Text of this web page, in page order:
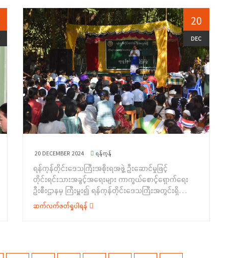
ဗမာ၊ ရှမ်း၊ လားဟူ၊ အာခါ၊ တအာင်း(ပလောင်) တိုင်းရင်းသား
စုစုပေါင်း (၁၂၀) ဦး တက်ရောက်ခဲ့ပြီး စစ်တမ်း စောင်ရေ
(၁၀၀) ကောက်ယူရရှိခဲ့ကြောင်း သိရှိရပါသည်။&nbsp;
အခွင့်အရေး၊ ကလေးသူငယ်အခွင့်အရေးဆိုင်ရာများ၊
ကလေးအလုပ်သမားဆိုင်ရာ ဥပဒေများအားလည်းကောင်း၊ မ
ကွေးမြို့နယ်၊ အမှတ်(၂) လူကုန်ကူးမှုတားဆီးနှိမ်နင်းရေး
ရဲတပ်ဖွဲ့စုမှ ရဲမှူးကျော်လင်းက လူကုန်ကူးမှုနှင့် လူမှောင်ခိုမှု
ဆိုင်ရာ သိကောင်းစရာများကိုလည်းကောင်း အသိပညာပေး
ရှင်းလင်း ဆွေးနွေးခဲ့ကြပါသည်။&nbsp;ထို့နောက် တက်
ရောက်လာကြသည့် ကျောင်းသား၊ ကျောင်းသူများအား
အသိပညာပေး ဟောပြောသည့် အကြောင်းအရာများနှင့်
စပ်လျဉ်းသည့် ဉာဏ်စမ်းမေးခွန်းများအား မေးမြန်းခဲ့ပြီး
ဖြေဆိုနိုင်သည့် ကျောင်းသား/သူများအား ဆုလက်ဆောင်များ
ချီးမြှင့်ခြင်း၊ ကန်ပြားကျေးရွာ အထက်တန်းကျောင်း
စာကြည့်တိုက်အတွက် တိုင်းရင်းသားလူမျိုးများ၏
စာအုပ်များ၊ ကလေးအလုပ်သမားပပျောက်ရေးဆိုင်ရာ ဥပဒေ
စာအုပ်များပေးအပ်ခြင်း၊ အားကစားနှင့်ကာယပညာဦးစီးဌာန
မှ စာသင်ကျောင်းအတွက် ဘောလုံး၊ ခြင်းလုံးစသည့်
အားကစားပစ္စည်းများပေးအပ်ခြင်း၊ လမ်းပန်းဆက်သွယ်ရေး
ဝန်ကြီးမှ စာသင်ကျောင်းအတွက် အလှူငွေထောက်ပံ့ပေးအပ်
ခြင်းတို့ကို ဆောင်ရွက်ခဲ့ကြောင်း သိရှိရပါ သည်။&nbsp;
အတွက် ထူးချွန်စွမ်းရည်ပြပွဲ၊ ပြိုင်ပွဲအခမ်းအနားကို
(၂၇-၁၂-၂၀၂၄) ရက်နေ့၊ နံနက် (၁၀:၀၀) နာရီအချိန်တွင်
ရန်ကုန်တိုင်းဒေသကြီး၊ တိုက်ကြီးမြို့နယ်၊ လိမ္မော်ခြံကျေးရွာ၊
မူလတန်းကျောင်း၌ ကျင်းပပြုလုပ်ခဲ့ပါသည်။ပထမဦးစွာ
တိုင်းရင်းသားအခွင့်အရေးများကာကွယ်စောင့်ရှောက်ရေး
ဦးစီးဌာန၊ ရန်ကုန် တိုင်းဒေသကြီး၊ ညွှန်ကြားရေးမှူးရုံးမှ ညွှန်
ကြားရေးမှူး ဒေါ်ဖြူဖြူဝင်းက တိုင်းရင်းသား လူမျိုးများ
ရေးရာဝန်ကြီးဌာနအကြောင်း မိတ်ဆက်ပြောကြားခဲ့ပြီး
အခမ်းအနားကျင်းပရခြင်း ရည်ရွယ်ချက်ကိုလည်းကောင်း၊
တိုင်းရင်းသားလူမျိုးများ၏ အခွင့်အရေးကာကွယ်
စောင့်ရှောက် သည့်ဥပဒေ၊ နည်းဥပဒေများအကြောင်းကို
လည်းကောင်း၊ တိုင်းရင်းသားအချင်းချင်း အမုန်း စကားနှင့်
ကောင်းစရာများကို လည်းကောင်း ရှင်းလင်းပြောကြားခဲ့
ကျေးဇူးတင်စကားပြောကြားခဲ့ပြီးနောက် ဗလငါးတန်နှင့်
ပြည့်စုံသော ပြပွဲပြိုင်ပွဲများဖြစ်သည့် အာလူးကောက်ပြိုင်ပွဲ၊
အပြေးပြိုင်ပွဲ၊ ထုပ်ဆီး ထိုးပြိုင်ပွဲ၊ ပိုက်ကျော်ခြင်းပြိုင်ပွဲ၊
ပန်းချီပြိုင်ပွဲ၊ အရုပ်ထုပြိုင်ပွဲ၊ ဉာဏ်စမ်းမေးခွန်းများ ဖြေဆို
20
DEC
20 DECEMBER 2024 ရန်ကုန်
ရန်ကုန်တိုင်းဒေသကြီးအစိုးရအဖွဲ့ ဦးဆောင်မှုဖြင့်
တိုင်းရင်းသားအခွင့်အရေးများ ကာကွယ်စောင့်ရှောက်ရေး
ဦးစီးဌာနမှ ကြီးမှူး၍ ရန်ကုန်တိုင်းဒေသကြီးအတွင်းရှိ
တိုင်းရင်းသားကျောင်းသားလူငယ်များ ဗလငါးတန်ဖွံ့ဖြိုး
တိုးတက်ရေးအတွက် ထူးချွန် စွမ်းရည် ပြပွဲ၊ ပြိုင်ပွဲ
ဆက်လက်ဖတ်ရှုပါရန်